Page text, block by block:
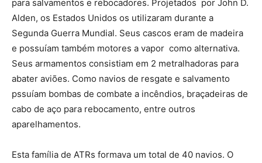
para salvamentos e rebocadores. Projetados por John D.
Alden, os Estados Unidos os utilizaram durante a
Segunda Guerra Mundial. Seus cascos eram de madeira
e possuíam também motores a vapor como alternativa.
Seus armamentos consistiam em 2 metralhadoras para
abater aviões. Como navios de resgate e salvamento
pssuíam bombas de combate a incêndios, braçadeiras de
cabo de aço para rebocamento, entre outros
aparelhamentos.
Esta família de ATRs formava um total de 40 navios. O